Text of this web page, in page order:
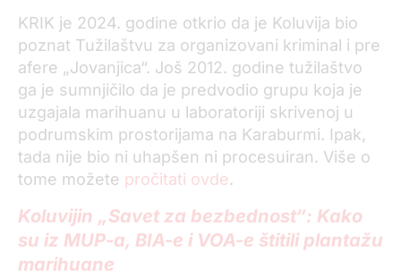
KRIK je 2024. godine otkrio da je Koluvija bio
poznat Tužilaštvu za organizovani kriminal i pre
afere „Jovanjica“. Još 2012. godine tužilaštvo
ga je sumnjičilo da je predvodio grupu koja je
uzgajala marihuanu u laboratoriji skrivenoj u
podrumskim prostorijama na Karaburmi. Ipak,
tada nije bio ni uhapšen ni procesuiran. Više o
tome možete pročitati ovde.
Koluvijin „Savet za bezbednost“: Kako
su iz MUP-a, BIA-e i VOA-e štitili plantažu
marihuane